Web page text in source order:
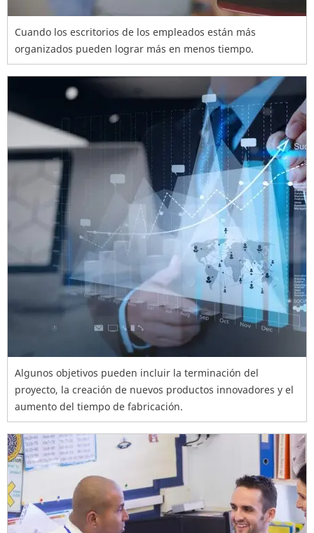
Cuando los escritorios de los empleados están más
organizados pueden lograr más en menos tiempo.
Algunos objetivos pueden incluir la terminación del
proyecto, la creación de nuevos productos innovadores y el
aumento del tiempo de fabricación.